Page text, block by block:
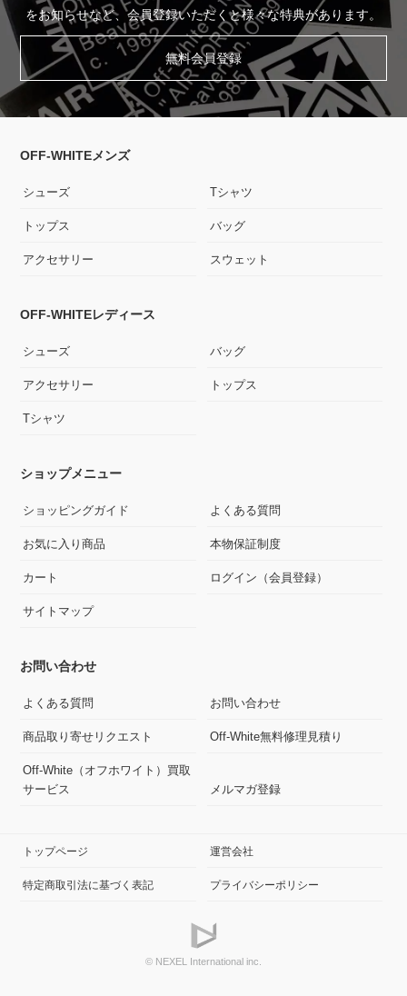
をお知らせなど、会員登録いただくと様々な特典があります。
無料会員登録
OFF-WHITEメンズ
シューズ Tシャツ
トップス バッグ
アクセサリー スウェット
OFF-WHITEレディース
シューズ バッグ
アクセサリー トップス
Tシャツ
ショップメニュー
ショッピングガイド よくある質問
お気に入り商品 本物保証制度
カート ログイン（会員登録）
サイトマップ
お問い合わせ
よくある質問 お問い合わせ
商品取り寄せリクエスト Off-White無料修理見積り
Off-White（オフホワイト）買取
サービス
メルマガ登録
トップページ 運営会社
特定商取引法に基づく表記 プライバシーポリシー
© NEXEL International inc.